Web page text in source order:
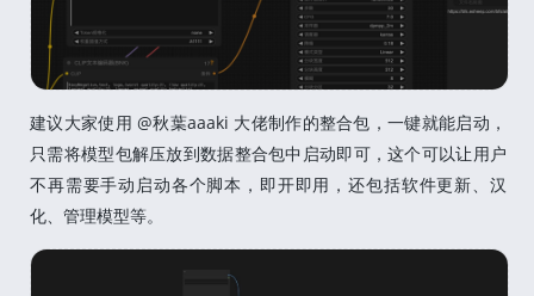
建议大家使用 @秋葉aaaki 大佬制作的整合包，一键就能启动，
只需将模型包解压放到数据整合包中启动即可，这个可以让用户
不再需要手动启动各个脚本，即开即用，还包括软件更新、汉
化、管理模型等。